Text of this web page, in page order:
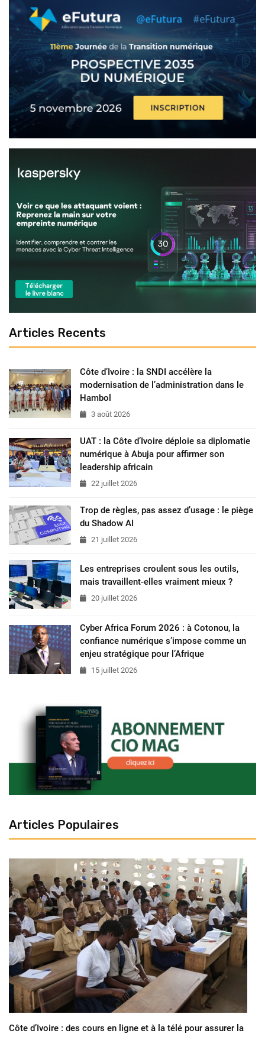
Articles Recents
Côte d’Ivoire : la SNDI accélère la
modernisation de l’administration dans le
Hambol
3 août 2026
UAT : la Côte d’Ivoire déploie sa diplomatie
numérique à Abuja pour affirmer son
leadership africain
22 juillet 2026
Trop de règles, pas assez d’usage : le piège
du Shadow AI
21 juillet 2026
Les entreprises croulent sous les outils,
mais travaillent-elles vraiment mieux ?
20 juillet 2026
Cyber Africa Forum 2026 : à Cotonou, la
confiance numérique s’impose comme un
enjeu stratégique pour l’Afrique
15 juillet 2026
Articles Populaires
Côte d’Ivoire : des cours en ligne et à la télé pour assurer la